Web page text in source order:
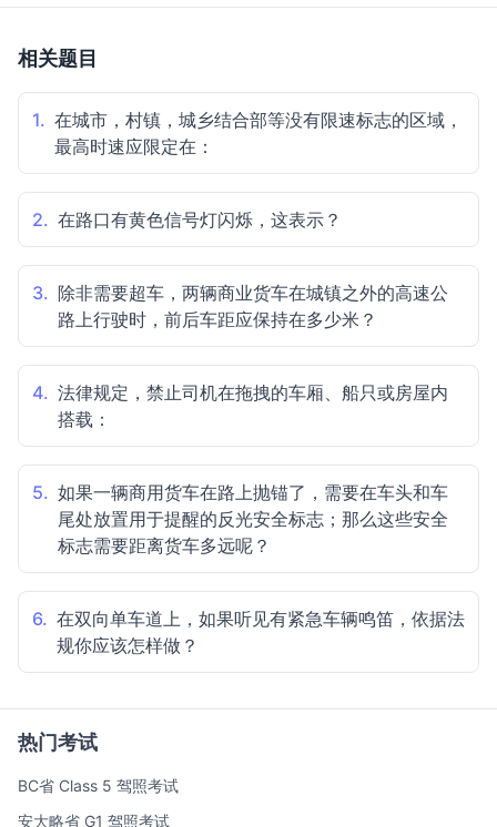
相关题目
1. 在城市，村镇，城乡结合部等没有限速标志的区域，
最高时速应限定在：
2. 在路口有黄色信号灯闪烁，这表示？
3. 除非需要超车，两辆商业货车在城镇之外的高速公
路上行驶时，前后车距应保持在多少米？
4. 法律规定，禁止司机在拖拽的车厢、船只或房屋内
搭载：
5. 如果一辆商用货车在路上抛锚了，需要在车头和车
尾处放置用于提醒的反光安全标志；那么这些安全
标志需要距离货车多远呢？
6. 在双向单车道上，如果听见有紧急车辆鸣笛，依据法
规你应该怎样做？
热门考试
BC省 Class 5 驾照考试
安大略省 G1 驾照考试